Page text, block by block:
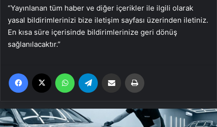
“Yayınlanan tüm haber ve diğer içerikler ile ilgili olarak
yasal bildirimlerinizi bize iletişim sayfası üzerinden iletiniz.
En kısa süre içerisinde bildirimlerinize geri dönüş
sağlanılacaktır.”
Facebook WhatsApp Email'den paylaş